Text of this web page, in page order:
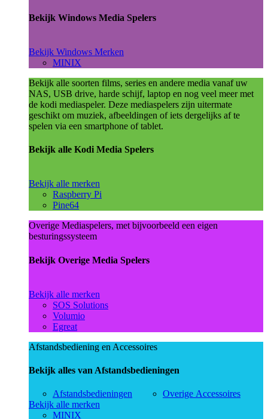
Bekijk Windows Media Spelers
Bekijk Windows Merken
MINIX
Bekijk alle soorten films, series en andere media vanaf uw
NAS, USB drive, harde schijf, laptop en nog veel meer met
de kodi mediaspeler. Deze mediaspelers zijn uitermate
geschikt om muziek, afbeeldingen of iets dergelijks af te
spelen via een smartphone of tablet.
Bekijk alle Kodi Media Spelers
Bekijk alle merken
Raspberry Pi
Pine64
Overige Mediaspelers, met bijvoorbeeld een eigen
besturingssysteem
Bekijk Overige Media Spelers
Bekijk alle merken
SOS Solutions
Volumio
Egreat
Afstandsbediening en Accessoires
Bekijk alles van Afstandsbedieningen
Afstandsbedieningen
Overige Accessoires
Bekijk alle merken
MINIX